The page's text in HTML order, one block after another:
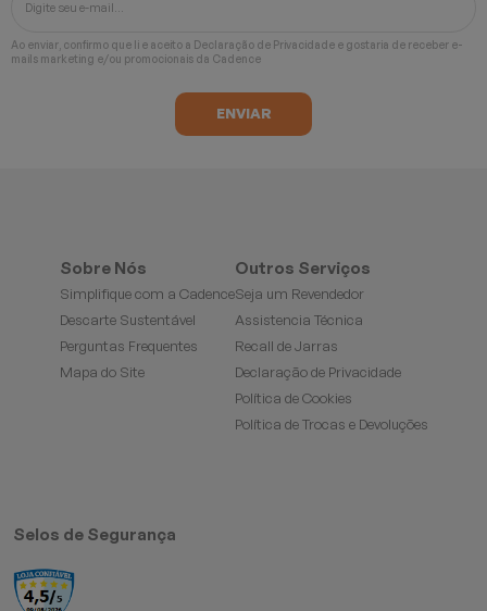
Ao enviar, confirmo que li e aceito a Declaração de Privacidade e gostaria de receber e-
mails marketing e/ou promocionais da Cadence
Sobre Nós
Simplifique com a Cadence
Descarte Sustentável
Perguntas Frequentes
Mapa do Site
Outros Serviços
Seja um Revendedor
Assistencia Técnica
Recall de Jarras
Declaração de Privacidade
Política de Cookies
Política de Trocas e Devoluções
Selos de Segurança